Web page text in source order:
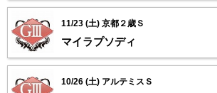
11/23 (土) 京都２歳Ｓ
マイラプソディ
10/26 (土) アルテミスＳ